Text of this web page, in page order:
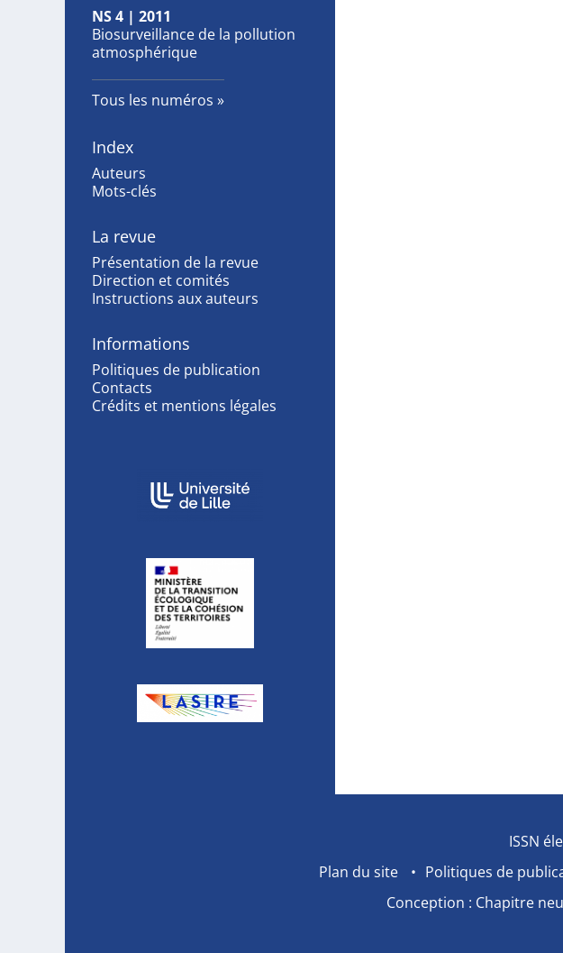
NS 4 | 2011
Biosurveillance de la pollution
atmosphérique
Tous les numéros
Index
Auteurs
Mots-clés
La revue
Présentation de la revue
Direction et comités
Instructions aux auteurs
Informations
Politiques de publication
Contacts
Crédits et mentions légales
Affiliations/partenaires
ISSN
Plan du site
Politiques de
Conception : Chapitre